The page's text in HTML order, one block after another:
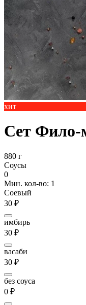
хит
Сет Фило-
880 г
Соусы
0
Мин. кол-во: 1
Соевый
30 ₽
имбирь
30 ₽
васаби
30 ₽
без соуса
0 ₽